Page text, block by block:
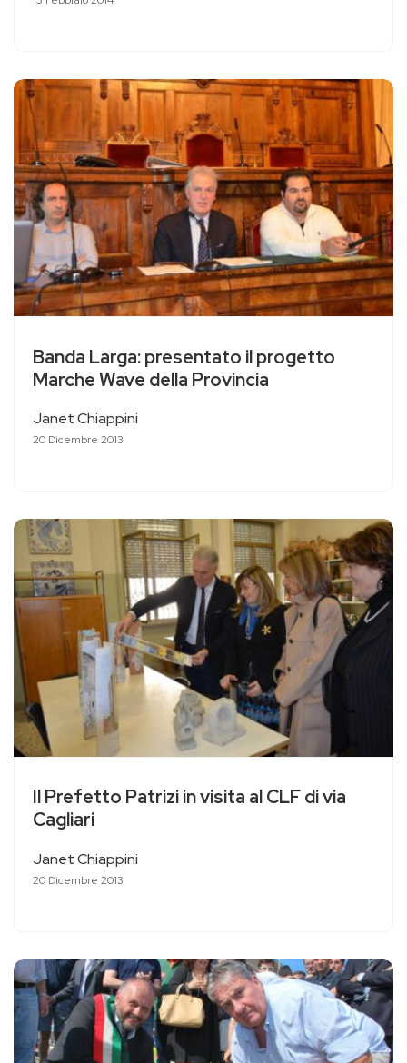
Banda Larga: presentato il progetto
Marche Wave della Provincia
Janet Chiappini
20 Dicembre 2013
Il Prefetto Patrizi in visita al CLF di via
Cagliari
Janet Chiappini
20 Dicembre 2013